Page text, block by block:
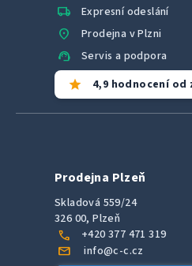
local_shipping Expresní odeslání
location_on Prodejna v Plzni
support_agent Servis a podpora
star 4,9 hodnocení od
Prodejna Plzeň
Skladová 559/24
326 00, Plzeň
call +420 377 471 319
mail info@c-c.cz